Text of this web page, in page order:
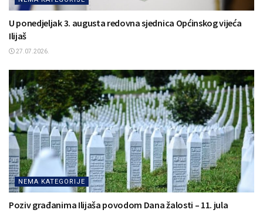
U ponedjeljak 3. augusta redovna sjednica Općinskog vijeća
Ilijaš
27.07.2026.
NEMA KATEGORIJE
Poziv građanima Ilijaša povodom Dana žalosti – 11. jula